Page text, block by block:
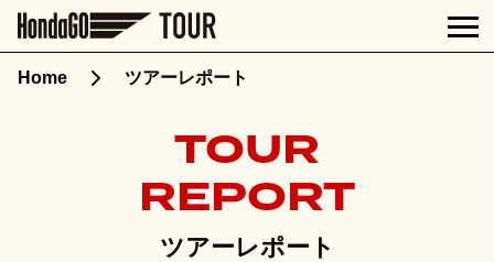
Home ツアーレポート
TOUR
REPORT
ツアーレポート